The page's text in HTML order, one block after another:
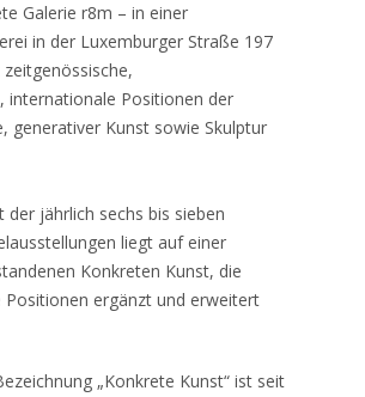
Galerie r8m – in einer
in der Luxemburger Straße 197
internationale Positionen der
generativer Kunst sowie Skulptur
der jährlich sechs bis sieben
liegt auf einer
Konkreten Kunst, die
Positionen ergänzt und erweitert
„Konkrete Kunst“ ist seit